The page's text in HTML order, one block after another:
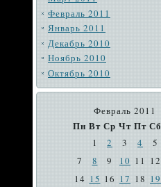
Февраль 2011
Январь 2011
Декабрь 2010
Ноябрь 2010
Октябрь 2010
Февраль 2011
Пн Вт Ср Чт Пт Сб
1 2 3 4 5
7
8 9 10 11 12
14 15 16 17 18 19